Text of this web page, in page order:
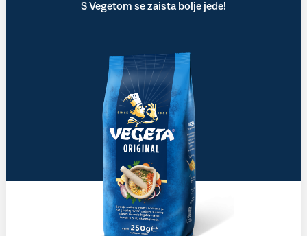
S Vegetom se zaista bolje jede!